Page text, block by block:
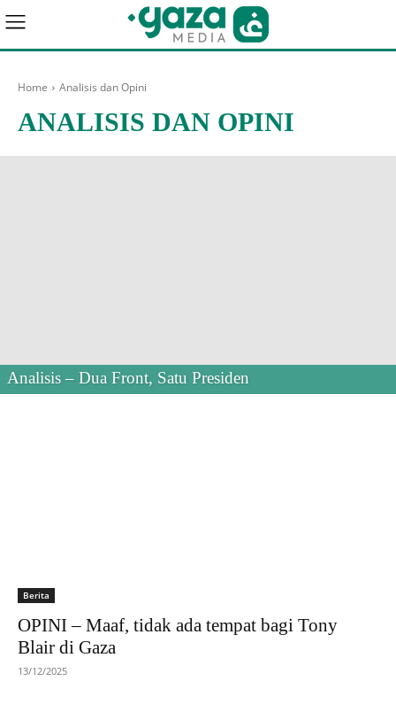
Home Analisis dan Opini
ANALISIS DAN OPINI
Analisis – Dua Front, Satu Presiden
Berita
OPINI – Maaf, tidak ada tempat bagi Tony
Blair di Gaza
13/12/2025